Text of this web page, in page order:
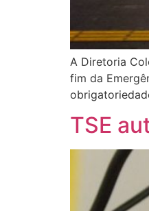
A Diretoria
fim da
TSE